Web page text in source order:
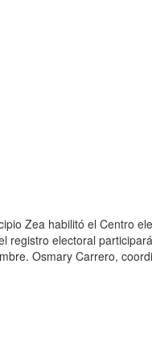
Zea habilitó el Centro
registro electoral
Osmary Carrero,